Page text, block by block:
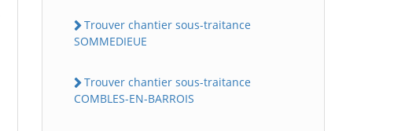
Trouver chantier sous-traitance
SOMMEDIEUE
Trouver chantier sous-traitance
COMBLES-EN-BARROIS